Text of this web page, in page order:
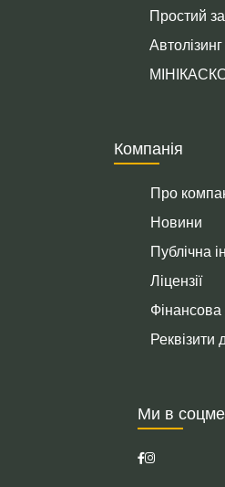
Простий
Автолізинг
Компанія
Про
Новини
Публічна
Ліцензії
Фінансова
Реквізити
Ми в